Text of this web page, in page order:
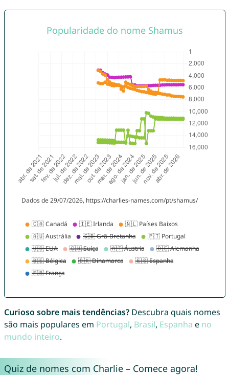
Curioso sobre mais tendências?Descubra quais nomes
são mais populares em Portugal, Brasil, Espanha e no
mundo inteiro.
Quiz de nomes com Charlie – Comece agora!